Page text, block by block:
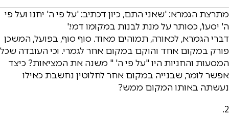
מתרצת הגמרא: 'שאני התם, כיון דכתיב: 'על פי ה' יחנו ועל פי
ה' יסעו', כסותר על מנת לבנות במקומו דמי.'
דברי הגמרא, לכאורה, תמוהים מאוד. סוף סוף, בפועל, המשכן
פורק במקום אחד והוקם במקום אחר לגמרי. וכי העובדה שכל
המסעות והחניות היו "על פי ה' " משנה את המציאות? כיצד
אפשר לומר, שבנייה במקום אחר לחלוטין נחשבת כאילו
נעשתה באותו המקום ממש?
2.